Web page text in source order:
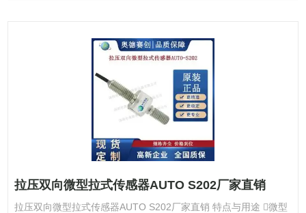
拉压双向微型拉式传感器AUTO S202厂家直销
拉压双向微型拉式传感器AUTO S202厂家直销 特点与用途 微型